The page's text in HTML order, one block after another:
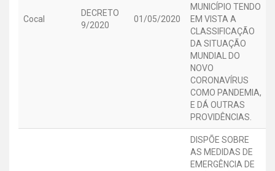
Cocal
DECRETO
9/2020
01/05/2020
MUNICÍPIO TENDO
EM VISTA A
CLASSIFICAÇÃO
DA SITUAÇÃO
MUNDIAL DO
NOVO
CORONAVÍRUS
COMO PANDEMIA,
E DÁ OUTRAS
PROVIDÊNCIAS.
DISPÕE SOBRE
AS MEDIDAS DE
EMERGÊNCIA DE